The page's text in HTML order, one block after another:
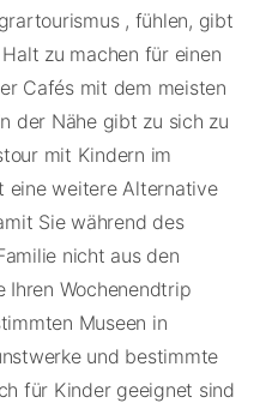
, fühlen, gibt
zu machen für einen
Cafés mit dem meisten
der Nähe gibt zu sich zu
mit Kindern im
eine weitere Alternative
Sie während des
nicht aus den
Ihren Wochenendtrip
Museen in
und bestimmte
für Kinder geeignet sind